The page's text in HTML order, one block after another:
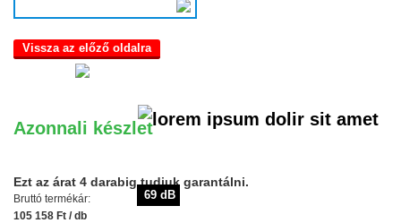
69 dB
Vissza az előző oldalra
Azonnali készlet
Ezt az árat 4 darabig tudjuk garantálni.
Bruttó termékár:
105 158 Ft / db